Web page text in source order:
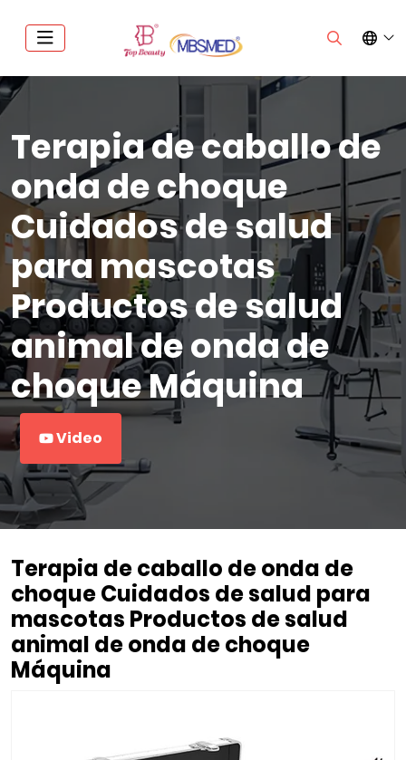
Terapia de caballo de
onda de choque
Cuidados de salud
para mascotas
Productos de salud
animal de onda de
choque Máquina
Video
Terapia de caballo de onda de
choque Cuidados de salud para
mascotas Productos de salud
animal de onda de choque
Máquina